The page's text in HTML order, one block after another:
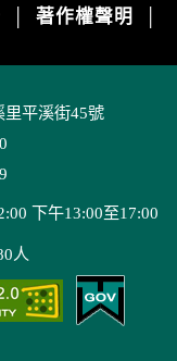
著作權聲明
里平溪街45號
下午13:00至17:00
人